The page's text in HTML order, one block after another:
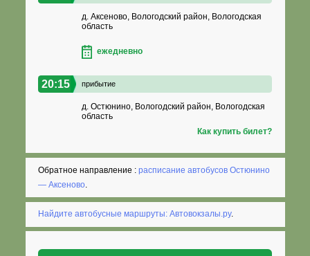
д. Аксеново, Вологодский район, Вологодская
область
ежедневно
20:15 прибытие
д. Остюнино, Вологодский район, Вологодская
область
Как купить билет?
Обратное направление :расписание автобусов Остюнино
— Аксеново.
Найдите автобусные маршруты: Автовокзалы.ру.